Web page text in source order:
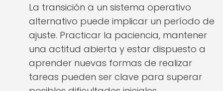
La transición a un sistema operativo
alternativo puede implicar un período de
ajuste. Practicar la paciencia, mantener
una actitud abierta y estar dispuesto a
aprender nuevas formas de realizar
tareas pueden ser clave para superar